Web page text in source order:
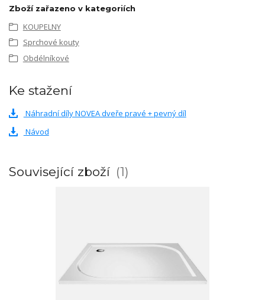
Zboží zařazeno v kategoriích
KOUPELNY
Sprchové kouty
Obdélníkové
Ke stažení
Náhradní díly NOVEA dveře pravé + pevný díl
Návod
Související zboží 1